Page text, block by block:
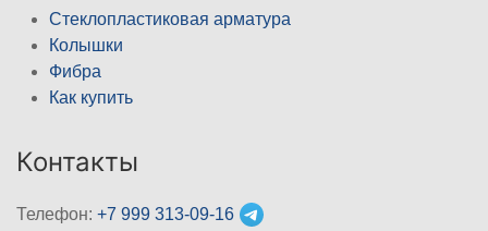
Стеклопластиковая арматура
Колышки
Фибра
Как купить
Контакты
Телефон: +7 999 313-09-16